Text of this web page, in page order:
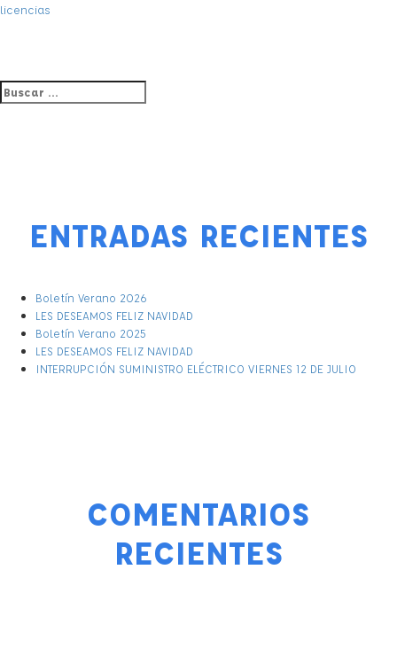
ENTRADAS
licencias
Buscar
por:
ENTRADAS RECIENTES
Boletín Verano 2026
LES DESEAMOS FELIZ NAVIDAD
Boletín Verano 2025
LES DESEAMOS FELIZ NAVIDAD
INTERRUPCIÓN SUMINISTRO ELÉCTRICO VIERNES 12 DE JULIO
COMENTARIOS
RECIENTES